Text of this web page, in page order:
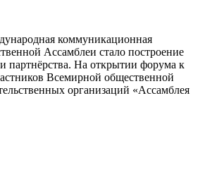
коммуникационная
Ассамблеи стало построение
партнёрства. На открытии форума к
Всемирной общественной
организаций «Ассамблея